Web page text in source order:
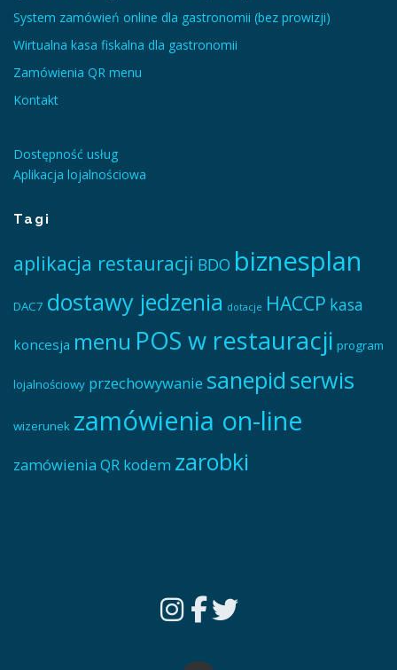
System zamówień online dla gastronomii (bez prowizji)
Wirtualna kasa fiskalna dla gastronomii
Zamówienia QR menu
Kontakt
Dostępność usług
Aplikacja lojalnościowa
Tagi
aplikacja restauracji BDO biznesplan
DAC7 dostawy jedzenia dotacje HACCP kasa
koncesja menu POS w restauracji program
lojalnościowy przechowywanie sanepid serwis
wizerunek zamówienia on-line
zamówienia QR kodem zarobki